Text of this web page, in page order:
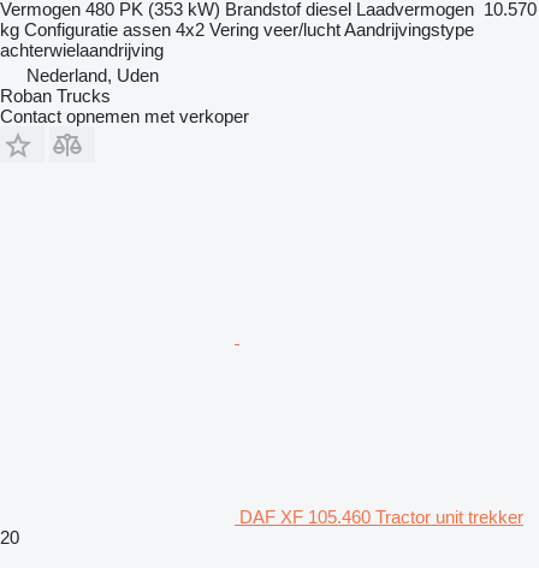
Vermogen 480 PK (353 kW) Brandstof diesel Laadvermogen 10.570
kg Configuratie assen 4x2 Vering veer/luchtAandrijvingstype
achterwielaandrijving
Nederland, Uden
Roban Trucks
Contact opnemen met verkoper
DAF XF 105.460 Tractor unit trekker
20